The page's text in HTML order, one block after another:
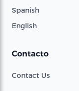
Spanish
English
Contacto
Contact Us